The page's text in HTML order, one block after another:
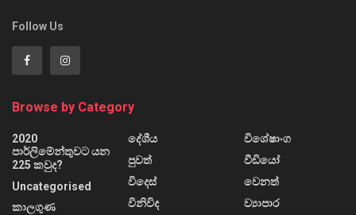
Follow Us
Browse by Category
2020
පාර්ලිමේන්තුවට යන
225 කවුද?
Uncategorised
කාලගුණ
දේශීය
පුවත්
විදෙස්
විනිවිද
විශේෂාංග
වීඩියෝ
වෙනත්
ව්‍යාපාර